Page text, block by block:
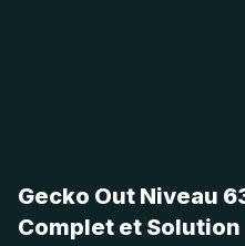
Gecko Out Niveau
Complet et Solution